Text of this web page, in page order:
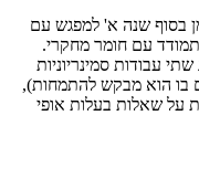
בסוף שנה א' למפגש עם
עם חומר מחקרי.
עבודות סמינריוניות
בו הוא מבקש להתמחות),
נמוכים מ-80, ולענות על שאלות בעלות אופי